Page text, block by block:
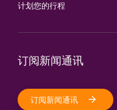
计划您的行程
订阅新闻通讯
订阅新闻通讯